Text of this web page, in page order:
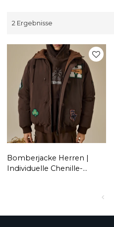
2 Ergebnisse
Bomberjacke Herren |
Individuelle Chenille-